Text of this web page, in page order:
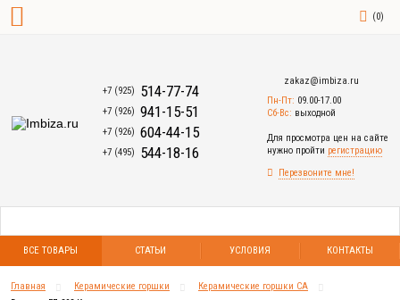
(0)
+7 (925) 514-77-74
+7 (926) 941-15-51
+7 (926) 604-44-15
+7 (495) 544-18-16
zakaz@imbiza.ru
Пн-Пт: 09.00-17.00
Сб-Вс: выходной
Для просмотра цен на сайте
нужно пройти регистрацию
Перезвоните мне!
ВСЕ ТОВАРЫ СТАТЬИ УСЛОВИЯ КОНТАКТЫ
Главная Керамические горшки
Керамические горшки СА